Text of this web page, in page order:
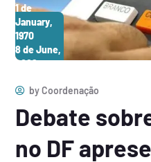
1 de
January,
1970
8 de June,
2026
byCoordenação
Debate
no DF